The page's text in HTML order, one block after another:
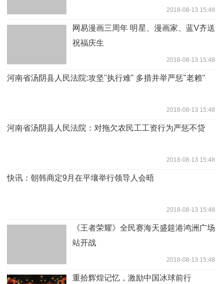
2018-08-13 15:48
网易漫画三周年 明星、漫画家、蓝V齐送
祝福庆生
2018-08-13 15:48
河南省汤阴县人民法院:攻坚"执行难" 多措并举严惩"老赖"
2018-08-13 15:48
河南省汤阴县人民法院：对拖欠农民工工资行为严惩不贷
2018-08-13 15:48
快讯：朝韩商定9月在平壤举行领导人会晤
2018-08-13 15:48
《王者荣耀》全民赛海天盛筵港鸿洲广场
站开战
2018-08-13 15:48
重拾辉煌记忆，激励中国冰球前行